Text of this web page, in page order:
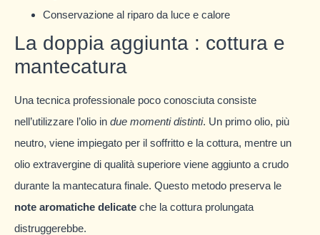
Conservazione al riparo da luce e calore
La doppia aggiunta : cottura e
mantecatura
Una tecnica professionale poco conosciuta consiste
nell’utilizzare l’olio in due momenti distinti. Un primo olio, più
neutro, viene impiegato per il soffritto e la cottura, mentre un
olio extravergine di qualità superiore viene aggiunto a crudo
durante la mantecatura finale. Questo metodo preserva le
note aromatiche delicate che la cottura prolungata
distruggerebbe.